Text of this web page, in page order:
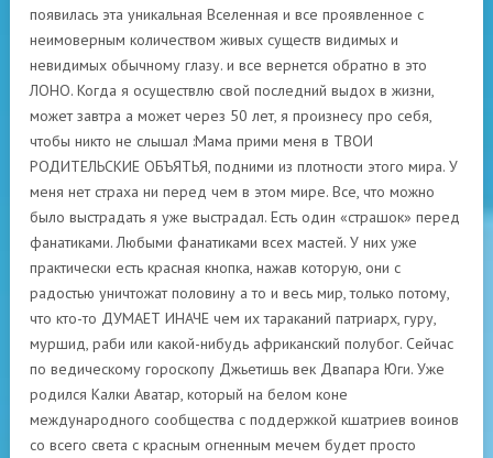
появилась эта уникальная Вселенная и все проявленное с
неимоверным количеством живых существ видимых и
невидимых обычному глазу. и все вернется обратно в это
ЛОНО. Когда я осуществлю свой последний выдох в жизни,
может завтра а может через 50 лет, я произнесу про себя,
чтобы никто не слышал :Мама прими меня в ТВОИ
РОДИТЕЛЬСКИЕ ОБЪЯТЬЯ, подними из плотности этого мира. У
меня нет страха ни перед чем в этом мире. Все, что можно
было выстрадать я уже выстрадал. Есть один «страшок» перед
фанатиками. Любыми фанатиками всех мастей. У них уже
практически есть красная кнопка, нажав которую, они с
радостью уничтожат половину а то и весь мир, только потому,
что кто-то ДУМАЕТ ИНАЧЕ чем их тараканий патриарх, гуру,
муршид, раби или какой-нибудь африканский полубог. Сейчас
по ведическому гороскопу Джьетишь век Двапара Юги. Уже
родился Калки Аватар, который на белом коне
международного сообщества с поддержкой кшатриев воинов
со всего света с красным огненным мечем будет просто